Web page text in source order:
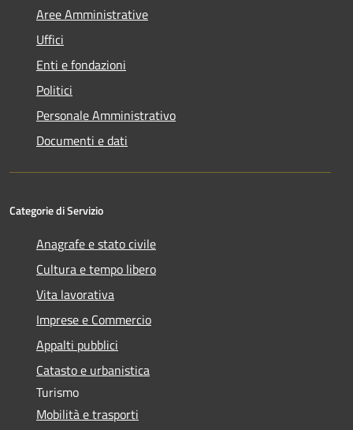
Aree Amministrative
Uffici
Enti e fondazioni
Politici
Personale Amministrativo
Documenti e dati
Categorie di Servizio
Anagrafe e stato civile
Cultura e tempo libero
Vita lavorativa
Imprese e Commercio
Appalti pubblici
Catasto e urbanistica
Turismo
Mobilità e trasporti